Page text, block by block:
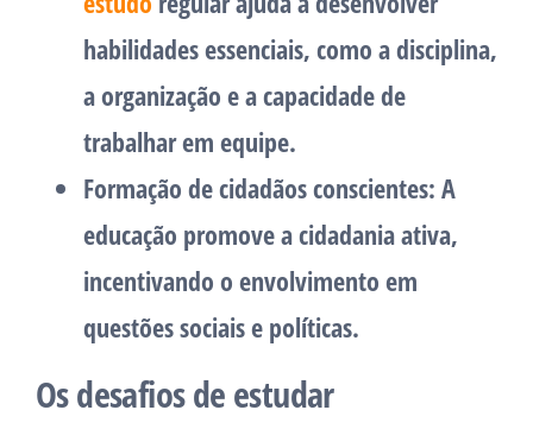
habilidades essenciais, como a disciplina,
a organização e a capacidade de
trabalhar em equipe.
Formação de cidadãos conscientes: A
educação promove a cidadania ativa,
incentivando o envolvimento em
questões sociais e políticas.
Os desafios de estudar